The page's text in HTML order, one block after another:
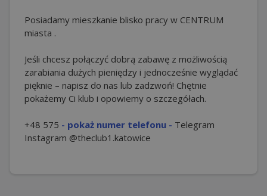
Posiadamy mieszkanie blisko pracy w CENTRUM
miasta .
Jeśli chcesz połączyć dobrą zabawę z możliwością
zarabiania dużych pieniędzy i jednocześnie wyglądać
pięknie – napisz do nas lub zadzwoń! Chętnie
pokażemy Ci klub i opowiemy o szczegółach.
+48 575 - pokaż numer telefonu - Telegram
Instagram @theclub1.katowice